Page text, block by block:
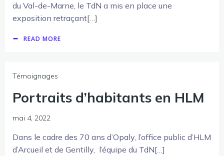
du Val-de-Marne, le TdN a mis en place une
exposition retraçant[…]
READ MORE
Témoignages
Portraits d’habitants en HLM
mai 4, 2022
Dans le cadre des 70 ans d’Opaly, l’office public d’HLM
d’Arcueil et de Gentilly, l’équipe du TdN[…]